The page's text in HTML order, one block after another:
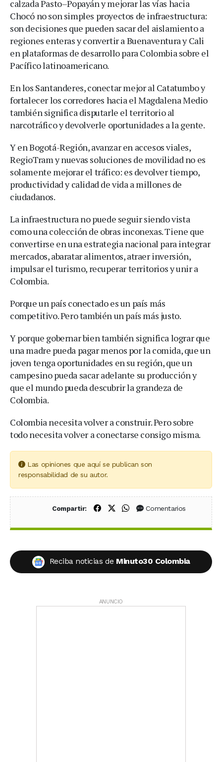
calzada Pasto–Popayán y mejorar las vías hacia
Chocó no son simples proyectos de infraestructura:
son decisiones que pueden sacar del aislamiento a
regiones enteras y convertir a Buenaventura y Cali
en plataformas de desarrollo para Colombia sobre el
Pacífico latinoamericano.
En los Santanderes, conectar mejor al Catatumbo y
fortalecer los corredores hacia el Magdalena Medio
también significa disputarle el territorio al
narcotráfico y devolverle oportunidades a la gente.
Y en Bogotá-Región, avanzar en accesos viales,
RegioTram y nuevas soluciones de movilidad no es
solamente mejorar el tráfico: es devolver tiempo,
productividad y calidad de vida a millones de
ciudadanos.
La infraestructura no puede seguir siendo vista
como una colección de obras inconexas. Tiene que
convertirse en una estrategia nacional para integrar
mercados, abaratar alimentos, atraer inversión,
impulsar el turismo, recuperar territorios y unir a
Colombia.
Porque un país conectado es un país más
competitivo. Pero también un país más justo.
Y porque gobernar bien también significa lograr que
una madre pueda pagar menos por la comida, que un
joven tenga oportunidades en su región, que un
campesino pueda sacar adelante su producción y
que el mundo pueda descubrir la grandeza de
Colombia.
Colombia necesita volver a construir. Pero sobre
todo necesita volver a conectarse consigo misma.
Las opiniones que aquí se publican son
responsabilidad de su autor.
Compartir: Compartir en Facebook
Compartir en X (Twitter)
Compartir en WhatsApp
Comentarios
Reciba noticias de Minuto30 Colombia
ANUNCIO